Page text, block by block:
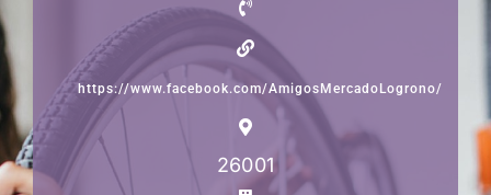
https://www.facebook.com/AmigosMercadoLogrono/
26001